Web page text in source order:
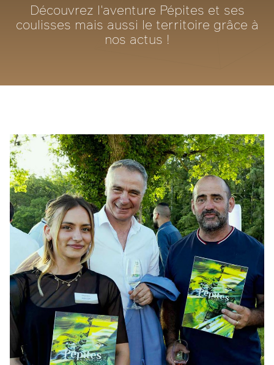
Découvrez l'aventure Pépites et ses
coulisses mais aussi le territoire grâce à
nos actus !